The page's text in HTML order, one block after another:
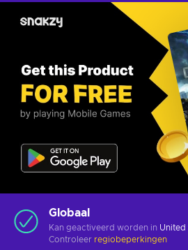
Globaal
Kan geactiveerd worden in United
Controleer regiobeperkingen